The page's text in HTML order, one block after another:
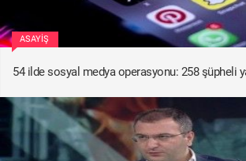
ASAYIŞ
54 ilde sosyal medya operasyonu: 258 şüpheli